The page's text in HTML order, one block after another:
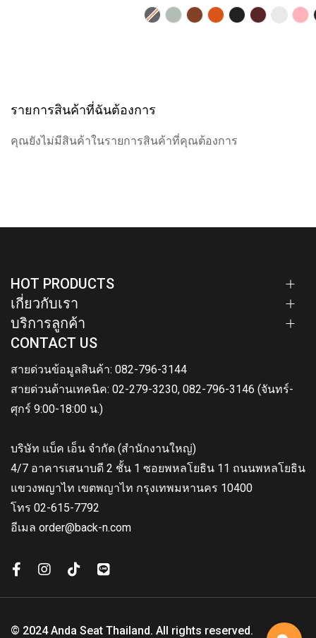
รายการสินค้าที่ฉันต้องการ
คุณยังไม่มีสินค้าในรายการสินค้าที่คุณต้องการ
HOT PRODUCTS
เกี่ยวกับเรา
บริการลูกค้า
CONTACT US
สายด่วนข้อมูลสินค้า: 082-796-3144
สายด่วนด้านเทคนิค: 02-279-3230, 082-796-3146 (จันทร์-
ศุกร์ 9:00-18:00 น.)
บริษัท แบ็ค เอ็น จำกัด (สำนักงานใหญ่)
4/7 อาคารเสนาบดี 2 ชั้น 1 ซอยพหลโยธิน 11 ถนนพหลโยธิน
แขวงพญาไท เขตพญาไท กรุงเทพมหานคร 10400
โทร 02-615-7792
อีเมล order@back-n.com
© 2024 Anda Seat Thailand. All rights reserved.